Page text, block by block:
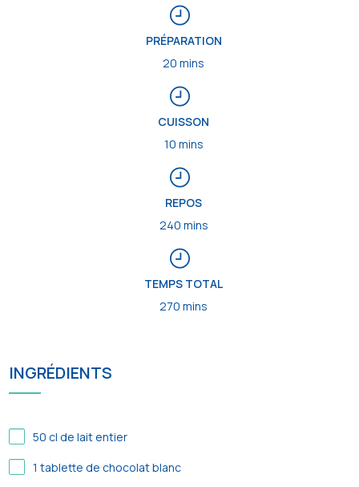
PRÉPARATION
20 mins
CUISSON
10 mins
REPOS
240 mins
TEMPS TOTAL
270 mins
INGRÉDIENTS
50 cl de lait entier
1 tablette de chocolat blanc